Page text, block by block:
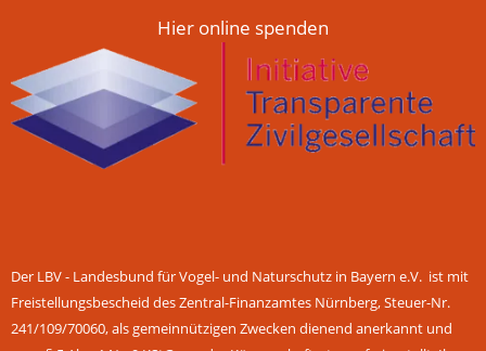
Hier online spenden
Der LBV - Landesbund für Vogel- und Naturschutz in Bayern e.V. ist mit
Freistellungsbescheid des Zentral-Finanzamtes Nürnberg, Steuer-Nr.
241/109/70060, als gemeinnützigen Zwecken dienend anerkannt und